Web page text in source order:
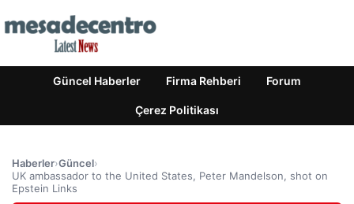
Güncel Haberler Firma Rehberi Forum
Çerez Politikası
Haberler›Güncel›
UK ambassador to the United States, Peter Mandelson, shot on
Epstein Links